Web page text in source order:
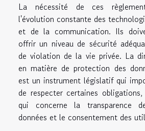
La nécessité de ces
l'évolution constante des
et de la communication. Ils
offrir un niveau de sécurité
de violation de la vie privée. La
en matière de protection des
est un instrument législatif qui
de respecter certaines
qui concerne la transparence
données et le consentement des